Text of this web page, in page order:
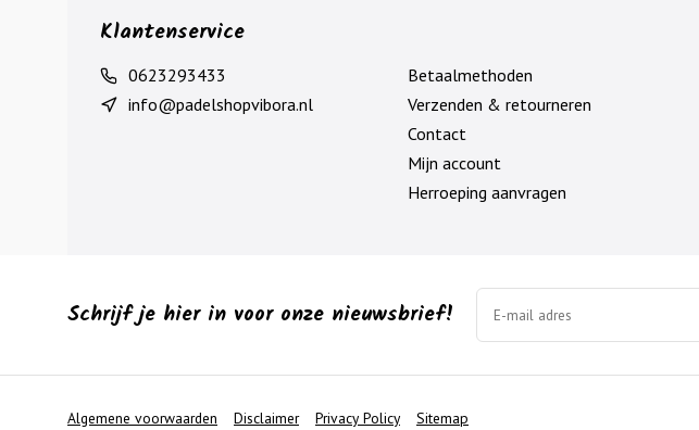
Klantenservice
0623293433
info@padelshopvibora.nl
Betaalmethoden
Verzenden & retourneren
Contact
Mijn account
Herroeping aanvragen
Schrijf je hier in voor onze nieuwsbrief!
Algemene voorwaarden Disclaimer Privacy Policy Sitemap